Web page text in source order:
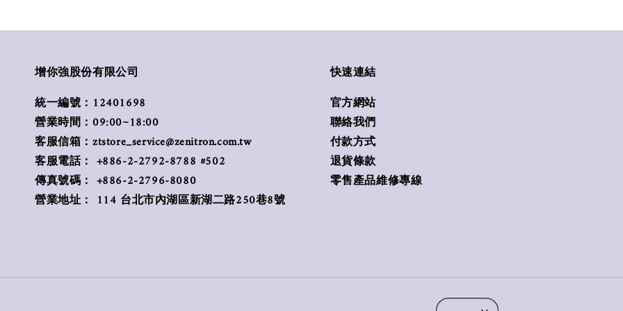
增你強股份有限公司
統一編號：12401698
營業時間：09:00~18:00
客服信箱：ztstore_service@zenitron.com.tw
客服電話： +886-2-2792-8788 #502
傳真號碼： +886-2-2796-8080
營業地址： 114 台北市內湖區新湖二路250巷8號
快速連結
官方網站
聯絡我們
付款方式
退貨條款
零售產品維修專線